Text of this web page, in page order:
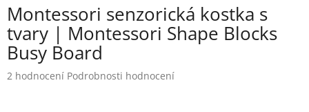
Montessori senzorická kostka s
tvary | Montessori Shape Blocks
Busy Board
Průměrné
2 hodnocení Podrobnosti hodnocení